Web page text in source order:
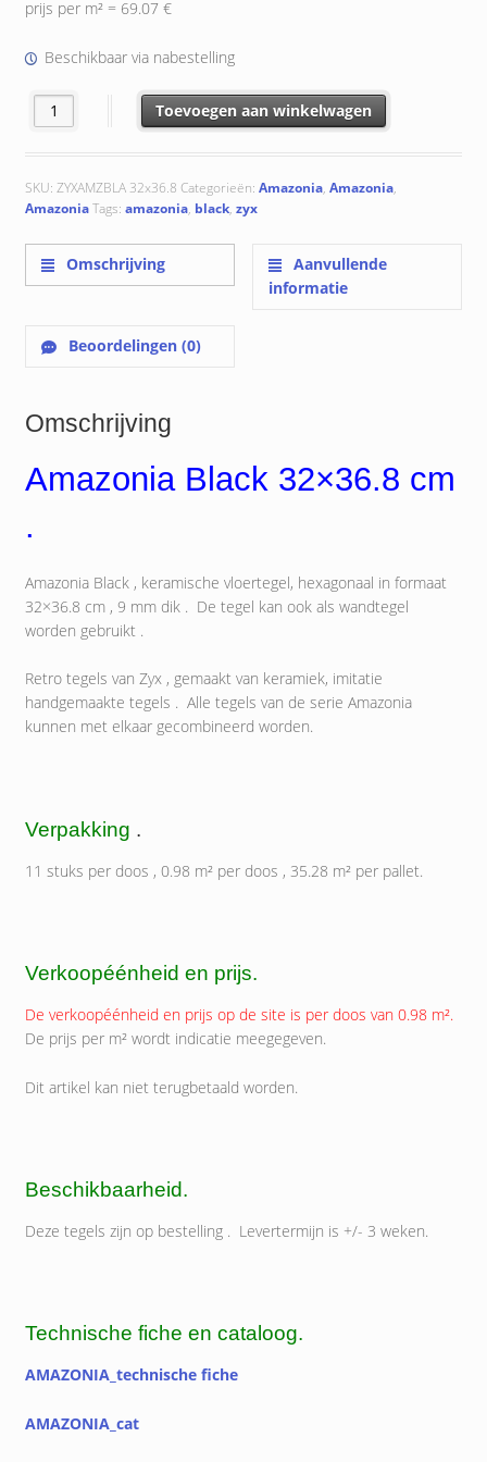
was:
is:
prijs per m² = 69.07 €
Beschikbaar via nabestelling
Amazonia Black 32x36.8 cm aantalToevoegen aan winkelwagen
SKU: ZYXAMZBLA 32x36.8 Categorieën: Amazonia, Amazonia,
AmazoniaTags: amazonia, black, zyx
Omschrijving
Aanvullende
informatie
Beoordelingen (0)
Omschrijving
Amazonia Black 32×36.8 cm
.
Amazonia Black , keramische vloertegel, hexagonaal in formaat
32×36.8 cm , 9 mm dik . De tegel kan ook als wandtegel
worden gebruikt .
Retro tegels van Zyx , gemaakt van keramiek, imitatie
handgemaakte tegels . Alle tegels van de serie Amazonia
kunnen met elkaar gecombineerd worden.
Verpakking .
11 stuks per doos , 0.98 m² per doos , 35.28 m² per pallet.
Verkoopéénheid en prijs.
De verkoopéénheid en prijs op de site is per doos van 0.98 m².
De prijs per m² wordt indicatie meegegeven.
Dit artikel kan niet terugbetaald worden.
Beschikbaarheid.
Deze tegels zijn op bestelling . Levertermijn is +/- 3 weken.
Technische fiche en cataloog.
AMAZONIA_technische fiche
AMAZONIA_cat